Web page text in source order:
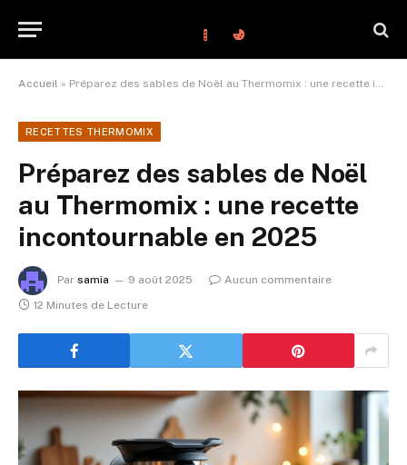
Accueil » Préparez des sables de Noël au Thermomix : une recette incontournable en 2025
RECETTES THERMOMIX
Préparez des sables de Noël
au Thermomix : une recette
incontournable en 2025
Par samia 9 août 2025
Aucun commentaire
12 Minutes de Lecture